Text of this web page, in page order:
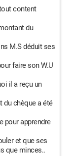
content
du
M.S déduit ses
faire son W.U
il a reçu un
du chèque a été
pour apprendre
et que ses
que minces..